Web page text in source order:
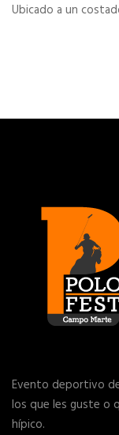
Ubicado a un
Evento deportivo
los que les guste o
hípico.